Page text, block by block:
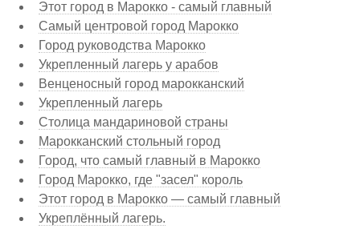
Этот город в Марокко - самый главный
Самый центровой город Марокко
Город руководства Марокко
Укрепленный лагерь у арабов
Венценосный город марокканский
Укрепленный лагерь
Столица мандариновой страны
Марокканский стольный город
Город, что самый главный в Марокко
Город Марокко, где "засел" король
Этот город в Марокко — самый главный
Укреплённый лагерь.